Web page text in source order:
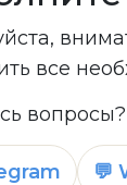
все
💬